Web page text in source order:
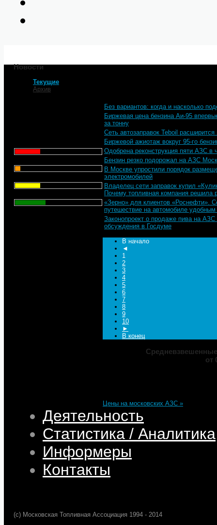
Новости
Текущие
Архив
Без вариантов: когда и насколько
Биржевая цена бензина Аи-95
за тонну
Сеть автозаправок Teboil
Биржевой ажиотаж вокруг 95-го
Одобрена реконструкция пяти АЗС в
Бензин резко подорожал на АЗС
В Москве упростили порядок
электромобилей
Владелец сети заправок купил
Почему топливная компания решила
«Зерно» для клиентов «Роснефти».
путешествие на автомобиле
Законопроект о продаже пива на
обсуждения в Госдуме
В начало
◄
1
2
3
4
5
6
7
8
9
10
►
В конец
от
Цены на московских АЗС »
Деятельность
Статистика / Аналитика
Информеры
Контакты
(c) Московская Топливная Ассоциация 1994 - 2014